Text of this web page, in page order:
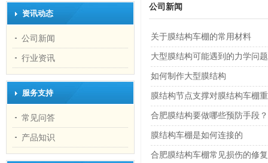
资讯动态
公司新闻
行业资讯
服务支持
常见问答
产品知识
公司新闻
关于膜结构车棚的常用材料
大型膜结构可能遇到的力学问题
如何制作大型膜结构
膜结构节点支撑对膜结构车棚
合肥膜结构要做哪些预防手段？
膜结构车棚是如何连接的
合肥膜结构车棚常见损伤的修复